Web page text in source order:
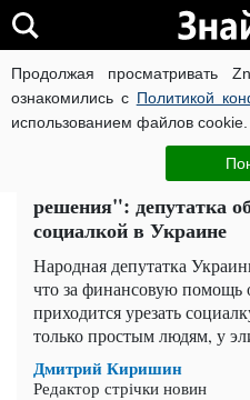
Продолжая просматривать
ознакомились с Политикой
использованием файлов cookie.
ВОЙНА РОССИИ ПРОТИВ
Политика
"Нет политической
решения": депутатка
социалкой в Украине
Народная депутатка
что за финансовую помощь
приходится урезать
только простым людям, у
Дмитрий Киришин
Редактор стрічки новин